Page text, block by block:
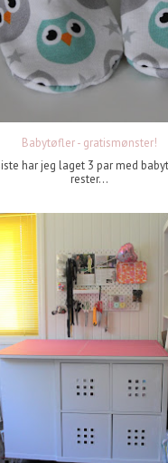
Babytøfler - gratismønster!
har jeg laget 3 par med
rester...